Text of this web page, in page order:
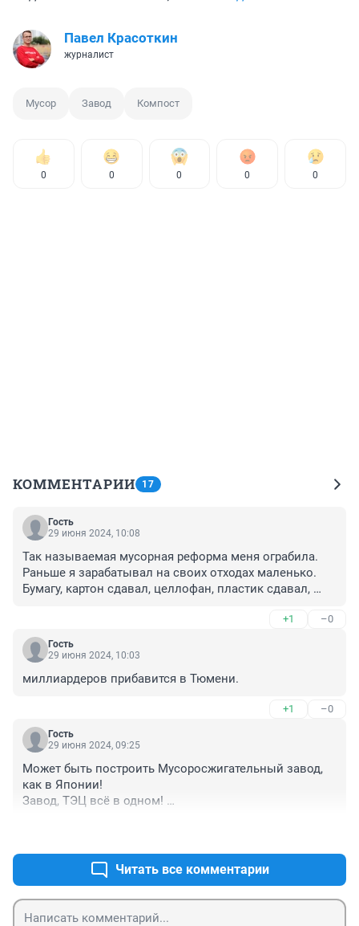
Павел Красоткин
журналист
Мусор Завод Компост
0 0 0 0 0
КОММЕНТАРИИ 17
Гость
29 июня 2024, 10:08
Так называемая мусорная реформа меня ограбила.
Раньше я зарабатывал на своих отходах маленько.
Бумагу, картон сдавал, целлофан, пластик сдавал,
компост. А сейчас с меня дерут деньги если я даже не
пользуюсь их "услугами". Меня лишили даже того
микроскопического заработка, вынуждая платить в
+1 –0
Гость
29 июня 2024, 10:03
миллиардеров прибавится в Тюмени.
+1 –0
Гость
29 июня 2024, 09:25
Может быть построить Мусоросжигательный завод,
как в Японии!
Завод, ТЭЦ всё в одном!
Читать все комментарии